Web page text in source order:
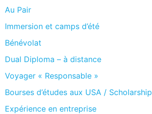
Au Pair
Immersion et camps d’été
Bénévolat
Dual Diploma – à distance
Voyager « Responsable »
Bourses d’études aux USA / Scholarship
Expérience en entreprise